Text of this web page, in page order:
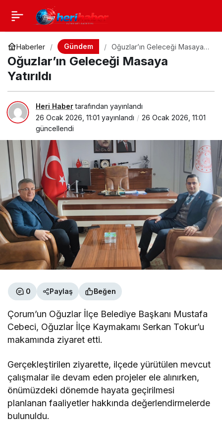
Haberler Gündem
Oğuzlar’ın Geleceği Masaya
Yatırıldı
Oğuzlar’ın Geleceği Masaya
Yatırıldı
Heri Habertarafından yayınlandı
26 Ocak 2026, 11:01 yayınlandı
26 Ocak 2026, 11:01
güncellendi
0 Paylaş Beğen
Çorum’un Oğuzlar İlçe Belediye Başkanı Mustafa
Cebeci, Oğuzlar İlçe Kaymakamı Serkan Tokur’u
makamında ziyaret etti.
Gerçekleştirilen ziyarette, ilçede yürütülen mevcut
çalışmalar ile devam eden projeler ele alınırken,
önümüzdeki dönemde hayata geçirilmesi
planlanan faaliyetler hakkında değerlendirmelerde
bulunuldu.